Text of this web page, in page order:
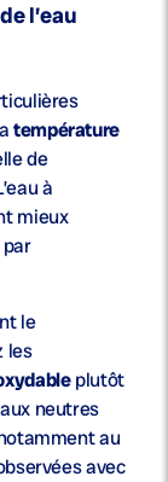
l’eau
température
de
à
mieux
le
les
plutôt
neutres
au
avec